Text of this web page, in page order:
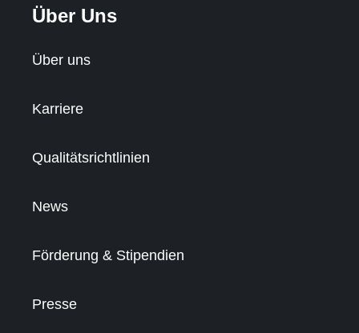
Über Uns
Über uns
Karriere
Qualitätsrichtlinien
News
Förderung & Stipendien
Presse